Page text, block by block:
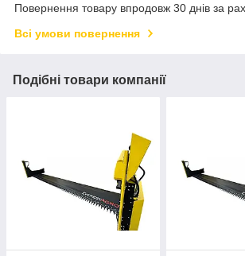
Повернення товару впродовж 30 днів за
Всі умови повернення
Подібні товари компанії